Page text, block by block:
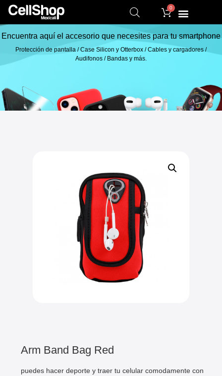
0
Encuentra aquí el accesorio que necesites para tu smartphone
Protección de pantalla / Case Silicon y Otterbox / Cables y cargadores /
Audifonos / Bandas y más.
Arm Band Bag Red
puedes hacer deporte y traer tu celular comodamente con